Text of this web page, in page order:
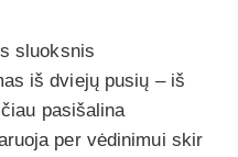
sluoksnis
iš dviejų pusių – iš
pasišalina
per vėdinimui skir